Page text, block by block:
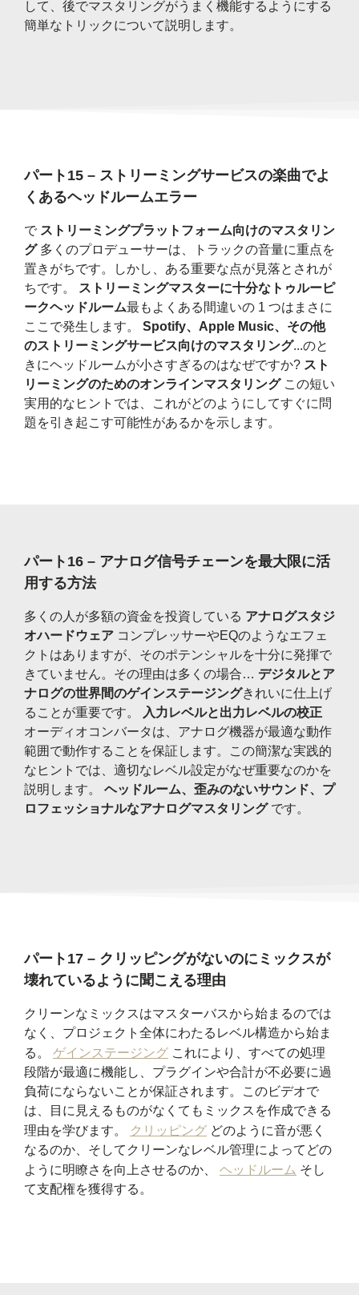
して、後でマスタリングがうまく機能するようにする
簡単なトリックについて説明します。
パート15 – ストリーミングサービスの楽曲でよ
くあるヘッドルームエラー
で ストリーミングプラットフォーム向けのマスタリン
グ多くのプロデューサーは、トラックの音量に重点を
置きがちです。しかし、ある重要な点が見落とされが
ちです。
ストリーミングマスターに十分なトゥルーピ
ークヘッドルーム最もよくある間違いの 1 つはまさに
ここで発生します。 Spotify、Apple Music、その他
のストリーミングサービス向けのマスタリング...のと
きにヘッドルームが小さすぎるのはなぜですか? スト
リーミングのためのオンラインマスタリングこの短い
実用的なヒントでは、これがどのようにしてすぐに問
題を引き起こす可能性があるかを示します。
パート16 – アナログ信号チェーンを最大限に活
用する方法
多くの人が多額の資金を投資している アナログスタジ
オハードウェア コンプレッサーやEQのようなエフェ
クトはありますが、そのポテンシャルを十分に発揮で
きていません。その理由は多くの場合… デジタルとア
ナログの世界間のゲインステージングきれいに仕上げ
ることが重要です。
入力レベルと出力レベルの校正
オーディオコンバータは、アナログ機器が最適な動作
範囲で動作することを保証します。この簡潔な実践的
なヒントでは、適切なレベル設定がなぜ重要なのかを
説明します。 ヘッドルーム、歪みのないサウンド、プ
ロフェッショナルなアナログマスタリングです。
パート17 – クリッピングがないのにミックスが
壊れているように聞こえる理由
クリーンなミックスはマスターバスから始まるのでは
なく、プロジェクト全体にわたるレベル構造から始ま
る。 ゲインステージング これにより、すべての処理
段階が最適に機能し、プラグインや合計が不必要に過
負荷にならないことが保証されます。このビデオで
は、目に見えるものがなくてもミックスを作成できる
理由を学びます。
クリッピング どのように音が悪く
なるのか、そしてクリーンなレベル管理によってどの
ように明瞭さを向上させるのか、 ヘッドルーム そし
て支配権を獲得する。